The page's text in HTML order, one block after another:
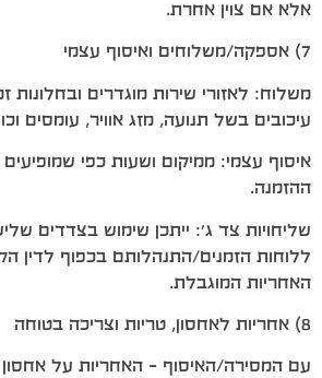
אלא אם צוין אחרת.
7) אספקה/משלוחים ואיסוף עצמי
משלוח: לאזורי שירות מוגדרים ובחלונות
עיכובים בשל תנועה, מזג אוויר, עומסים
איסוף עצמי: ממיקום ושעות כפי
ההזמנה.
שליחויות צד ג׳: ייתכן שימוש בצדדים
ללוחות הזמנים/התנהלותם בכפוף לדין
האחריות המוגבלת.
8) אחריות לאחסון, טריות וצריכה בטוחה
עם המסירה/האיסוף – האחריות על